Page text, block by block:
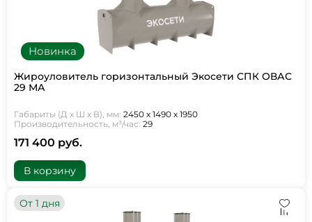
Новинка
Жироуловитель горизонтальный Экосети СПК ОВАС
29 МА
Габариты (Д х Ш х В), мм: 2450 х 1490 х 1950
Производительность, м³/час: 29
171 400 руб.
В корзину
От 1 дня